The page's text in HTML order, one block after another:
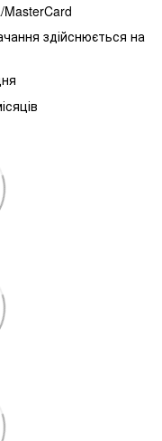
здійснюється на